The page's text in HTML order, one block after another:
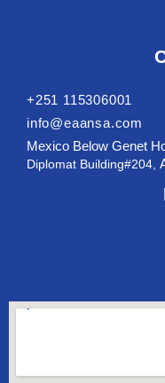
+251 115306001
info@eaansa.com
Mexico Below Genet
Diplomat Building#204,